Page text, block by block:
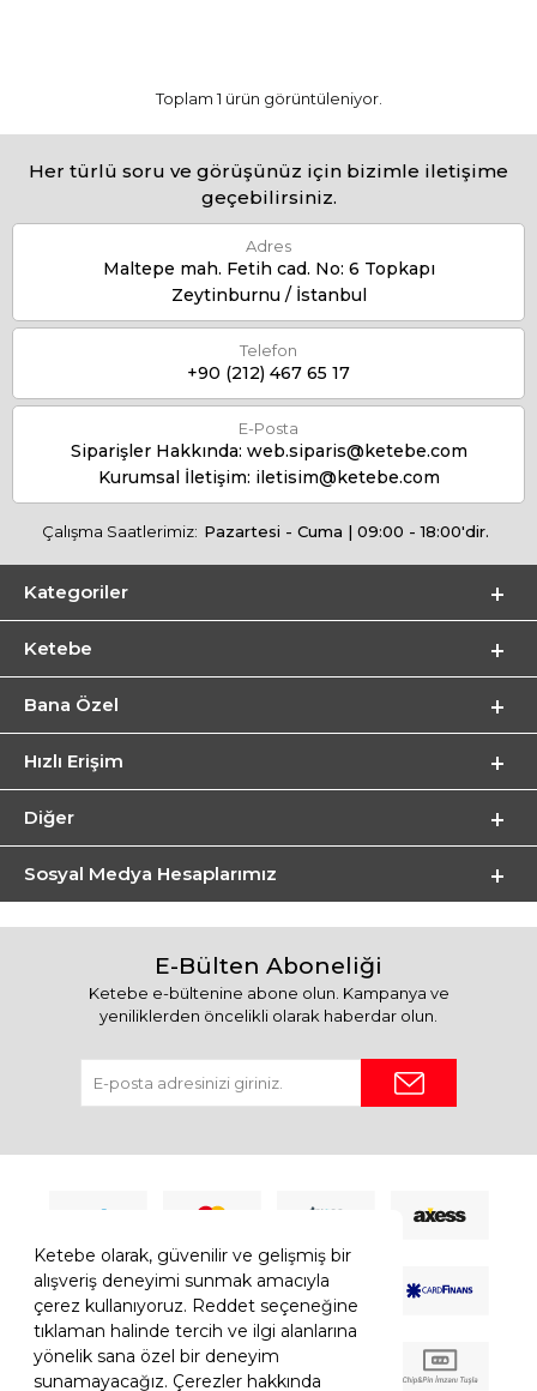
Ketebe olarak, güvenilir ve gelişmiş bir
alışveriş deneyimi sunmak amacıyla
çerez kullanıyoruz. Reddet seçeneğine
tıklaman halinde tercih ve ilgi alanlarına
yönelik sana özel bir deneyim
sunamayacağız. Çerezler hakkında
Toplam 1 ürün görüntüleniyor.
Her türlü soru ve görüşünüz için bizimle iletişime
geçebilirsiniz.
Adres
Maltepe mah. Fetih cad. No: 6 Topkapı
Zeytinburnu / İstanbul
Telefon
+90 (212) 467 65 17
E-Posta
Siparişler Hakkında: web.siparis@ketebe.com
Kurumsal İletişim: iletisim@ketebe.com
Çalışma Saatlerimiz: Pazartesi - Cuma | 09:00 - 18:00'dir.
Kategoriler
Ketebe
Bana Özel
Hızlı Erişim
Diğer
Sosyal Medya Hesaplarımız
E-Bülten Aboneliği
Ketebe e-bültenine abone olun. Kampanya ve
yeniliklerden öncelikli olarak haberdar olun.